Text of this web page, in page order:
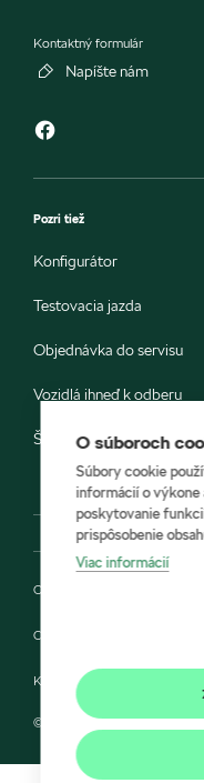
Kontaktný formulár
Napíšte nám
Pozri tiež
Konfigurátor
Testovacia jazda
Objednávka do servisu
Vozidlá ihneď k odberu
Škoda E-shop
Ochrana osobných údajov
Cookies
Kontakt
© 2022 AUTOVES a Škoda Auto
O súboroch
Súbory cookie
informácií o výkone
poskytovanie
prispôsobenie
Viac informácií